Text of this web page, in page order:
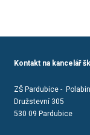
Kontakt na kancelář
ZŠ Pardubice -
Družstevní 305
530 09 Pardubice